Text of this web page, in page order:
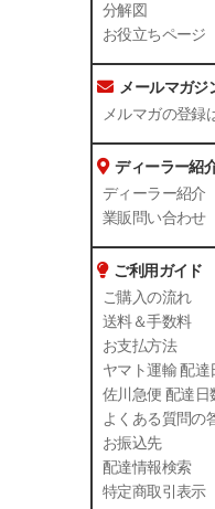
分解図
お役立ちページ
メールマガジ
メルマガの登録
ディーラー紹
ディーラー紹介
業販問い合わせ
ご利用ガイド
ご購入の流れ
送料＆手数料
お支払方法
ヤマト運輸 配達
佐川急便 配達日
よくある質問の
お振込先
配達情報検索
特定商取引表示